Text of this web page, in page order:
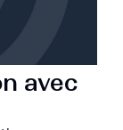
avec